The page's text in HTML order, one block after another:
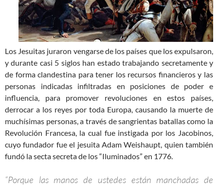
Los Jesuitas juraron vengarse de los países que los expulsaron,
y durante casi 5 siglos han estado trabajando secretamente y
de forma clandestina para tener los recursos financieros y las
personas indicadas infiltradas en posiciones de poder e
influencia, para promover revoluciones en estos países,
derrocar a los reyes por toda Europa, causando la muerte de
muchísimas personas, a través de sangrientas batallas como la
Revolución Francesa, la cual fue instigada por los Jacobinos,
cuyo fundador fue el jesuita Adam Weishaupt, quien también
fundó la secta secreta de los “Iluminados” en 1776.
“Porque las manos de ustedes están manchadas de